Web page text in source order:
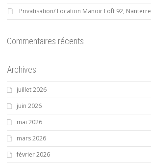
Privatisation/ Location Manoir Loft 92, Nanterre
Commentaires récents
Archives
juillet 2026
juin 2026
mai 2026
mars 2026
février 2026